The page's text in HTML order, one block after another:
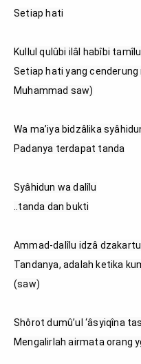
Setiap hati
Kullul qulûbi ilâl habîbi tamîlu
Setiap hati yang
Muhammad saw)
Wa ma’iya bidzâlika
Padanya terdapat tanda
Syâhidun wa dalîlu
..tanda dan bukti
Ammad-dalîlu idzâ
Tandanya, adalah ketika
(saw)
Shôrot dumû’ul ‘âsyiqîna
Mengalirlah airmata orang